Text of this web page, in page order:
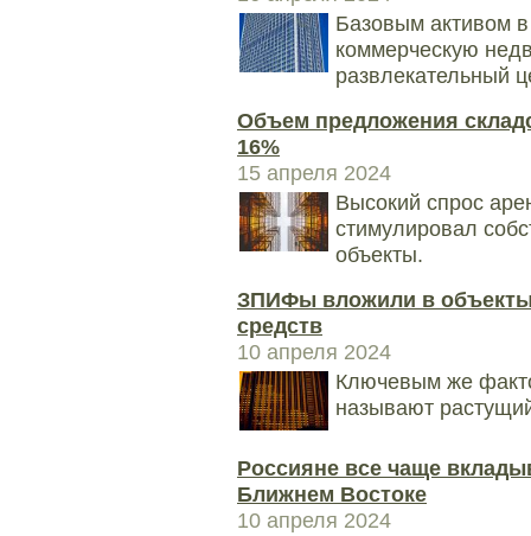
Базовым активом
коммерческую
развлекательный
Объем предложения
16%
15 апреля 2024
Высокий спрос
стимулировал
объекты.
ЗПИФы вложили в
средств
10 апреля 2024
Ключевым же
называют
Россияне все чаще
Ближнем Востоке
10 апреля 2024